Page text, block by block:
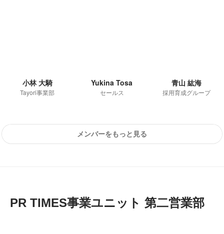
小林 大騎
Tayori事業部
Yukina Tosa
セールス
青山 紘海
採用育成グループ
メンバーをもっと見る
PR TIMES事業ユニット 第二営業部